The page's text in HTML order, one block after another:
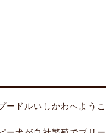
ードルいしかわへようこ